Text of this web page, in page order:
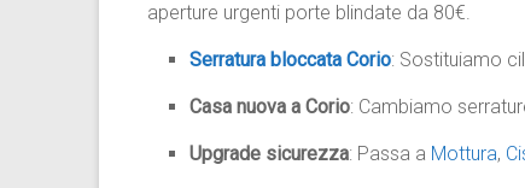
aperture urgenti porte blindate da 80€.
Serratura bloccata Corio: Sostituiamo
Casa nuova a Corio: Cambiamo
Upgrade sicurezza: Passa a Mottura,